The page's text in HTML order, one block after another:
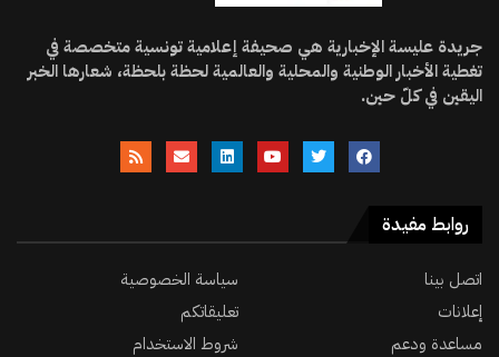
جريدة عليسة الإخبارية هي صحيفة إعلامية تونسية متخصصة في
تغطية الأخبار الوطنية والمحلية والعالمية لحظة بلحظة، شعارها الخبر
اليقين في كلّ حين.
روابط مفيدة
اتصل بينا
سياسة الخصوصية
إعلانات
تعليقاتكم
مساعدة ودعم
شروط الاستخدام